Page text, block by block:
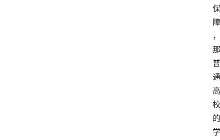
保
障
，
那
普
通
高
校
的
学